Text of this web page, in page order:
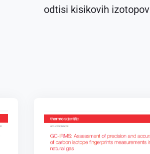
odtisi kisikovih izotopov